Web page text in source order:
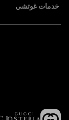
خدمات غوتشي